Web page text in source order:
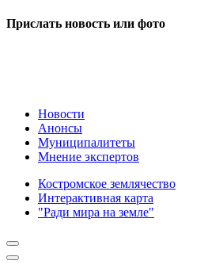
Прислать новость или фото
Новости
Анонсы
Муниципалитеты
Мнение экспертов
Костромское землячество
Интерактивная карта
"Ради мира на земле"